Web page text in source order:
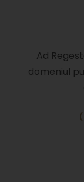
Ad
domeniul